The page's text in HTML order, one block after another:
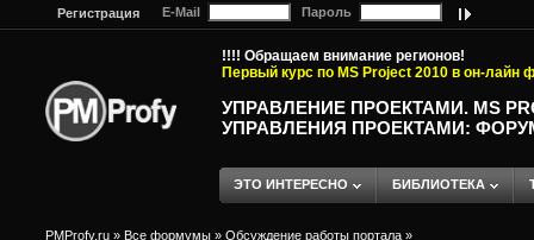
Регистрация E-Mail Пароль
!!!! Обращаем внимание регионов!
Первый курс по MS Project 2010 в он-лайн
УПРАВЛЕНИЕ ПРОЕКТАМИ. MS
УПРАВЛЕНИЯ ПРОЕКТАМИ:
ЭТО ИНТЕРЕСНО БИБЛИОТЕКА
PMProfy.ru » Все формумы » Обсуждение работы портала »